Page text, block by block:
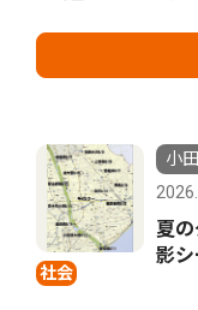
社会
小
夏
影